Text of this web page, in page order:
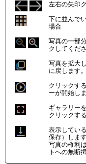
左右の矢印
下に並んで
場合
写真の一部
クしてくださ
写真を拡大
に戻します。
クリックす
ーが開始し
ギャラリー
クリックす
表示してい
保存）します
写真の権利
トへの無断